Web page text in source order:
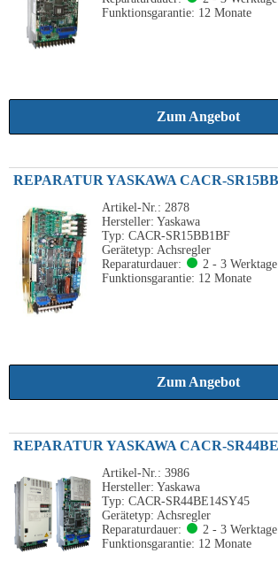
Funktionsgarantie: 12 Monate
Zum Angebot
Artikel-Nr.: 2878
Hersteller: Yaskawa
Typ: CACR-SR15BB1BF
Gerätetyp: Achsregler
Reparaturdauer:
2 - 3 Werktage
Funktionsgarantie: 12 Monate
Zum Angebot
Artikel-Nr.: 3986
Hersteller: Yaskawa
Typ: CACR-SR44BE14SY45
Gerätetyp: Achsregler
Reparaturdauer:
2 - 3 Werktage
Funktionsgarantie: 12 Monate